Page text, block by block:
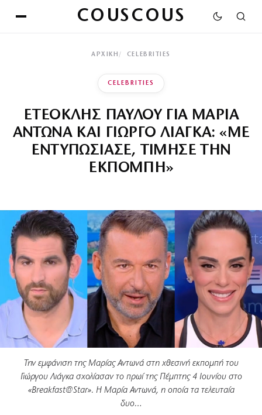
COUSCOUS
ΑΡΧΙΚΉ CELEBRITIES
CELEBRITIES
ΕΤΕΟΚΛΗΣ ΠΑΥΛΟΥ ΓΙΑ ΜΑΡΙΑ
ΑΝΤΩΝΑ ΚΑΙ ΓΙΩΡΓΟ ΛΙΑΓΚΑ: «ΜΕ
ΕΝΤΥΠΩΣΙΑΣΕ, ΤΙΜΗΣΕ ΤΗΝ
ΕΚΠΟΜΠΗ»
Την εμφάνιση της Μαρίας Αντωνά στη χθεσινή εκπομπή του
Γιώργου Λιάγκα σχολίασαν το πρωί της Πέμπτης 4 Ιουνίου στο
«Breakfast@Star». H Μαρία Αντωνά, η οποία τα τελευταία
δυο…